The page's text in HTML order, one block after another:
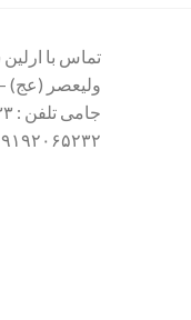
تماس با
ولیعصر (عج) –